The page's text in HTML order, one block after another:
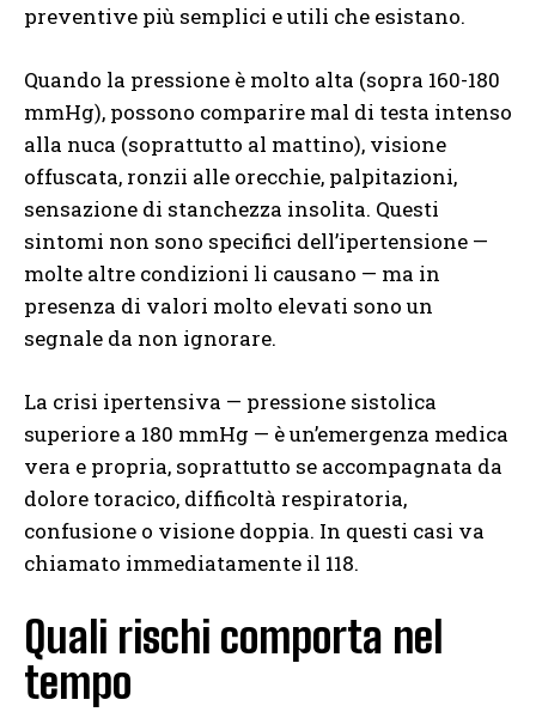
preventive più semplici e utili che esistano.
Quando la pressione è molto alta (sopra 160-180
mmHg), possono comparire mal di testa intenso
alla nuca (soprattutto al mattino), visione
offuscata, ronzii alle orecchie, palpitazioni,
sensazione di stanchezza insolita. Questi
sintomi non sono specifici dell’ipertensione —
molte altre condizioni li causano — ma in
presenza di valori molto elevati sono un
segnale da non ignorare.
La crisi ipertensiva — pressione sistolica
superiore a 180 mmHg — è un’emergenza medica
vera e propria, soprattutto se accompagnata da
dolore toracico, difficoltà respiratoria,
confusione o visione doppia. In questi casi va
chiamato immediatamente il 118.
Quali rischi comporta nel
tempo